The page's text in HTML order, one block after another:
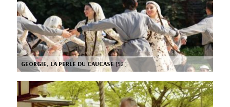
GEORGIE, LA PERLE DU CAUCASE[52’]